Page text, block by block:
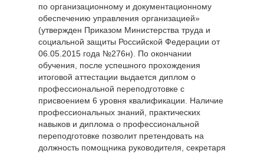
по организационному и документационному
обеспечению управления организацией»
(утвержден Приказом Министерства труда и
социальной защиты Российской Федерации от
06.05.2015 года №276н). По окончании
обучения, после успешного прохождения
итоговой аттестации выдается диплом о
профессиональной переподготовке с
присвоением 6 уровня квалификации. Наличие
профессиональных знаний, практических
навыков и диплома о профессиональной
переподготовке позволит претендовать на
должность помощника руководителя, секретаря